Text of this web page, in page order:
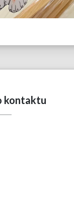
kontaktu